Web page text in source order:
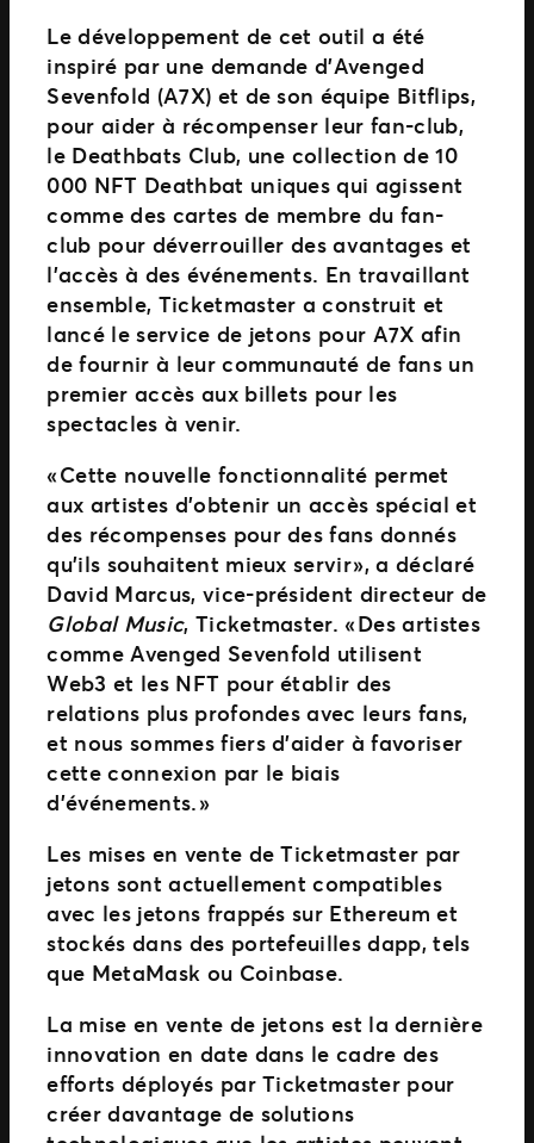
Le développement de cet outil a été
inspiré par une demande d’Avenged
Sevenfold (A7X) et de son équipe Bitflips,
pour aider à récompenser leur fan-club,
le Deathbats Club, une collection de 10
000 NFT Deathbat uniques qui agissent
comme des cartes de membre du fan-
club pour déverrouiller des avantages et
l’accès à des événements. En travaillant
ensemble, Ticketmaster a construit et
lancé le service de jetons pour A7X afin
de fournir à leur communauté de fans un
premier accès aux billets pour les
spectacles à venir.
« Cette nouvelle fonctionnalité permet
aux artistes d’obtenir un accès spécial et
des récompenses pour des fans donnés
qu’ils souhaitent mieux servir », a déclaré
David Marcus, vice-président directeur de
Global Music, Ticketmaster. « Des artistes
comme Avenged Sevenfold utilisent
Web3 et les NFT pour établir des
relations plus profondes avec leurs fans,
et nous sommes fiers d’aider à favoriser
cette connexion par le biais
d’événements. »
Les mises en vente de Ticketmaster par
jetons sont actuellement compatibles
avec les jetons frappés sur Ethereum et
stockés dans des portefeuilles dapp, tels
que MetaMask ou Coinbase.
La mise en vente de jetons est la dernière
innovation en date dans le cadre des
efforts déployés par Ticketmaster pour
créer davantage de solutions